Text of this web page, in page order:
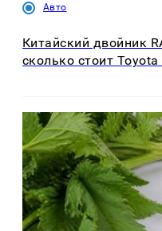
Авто
Китайский двойник
сколько стоит